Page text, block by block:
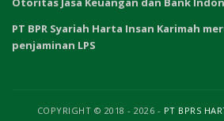
PT BPR Syariah Harta Insan Karimah
penjaminan LPS
COPYRIGHT © 2018 - 2026 - PT BPRS